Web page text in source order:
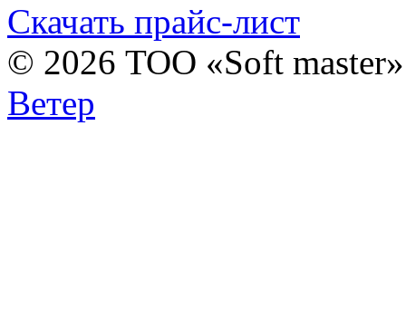
Скачать прайс-лист
© 2026 ТОО «Soft
Ветер